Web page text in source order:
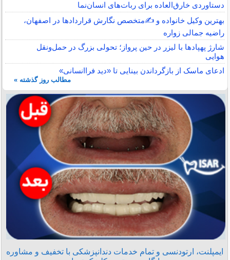
دستاوردی خارق‌العاده برای ربات‌های انسان‌نما
بهترین وکیل خانواده و ✍️متخصص نگارش قراردادها در اصفهان،
راضیه جمالی زواره
شارژ پهپادها با لیزر در حین پرواز؛ تحولی بزرگ در حمل‌ونقل
هوایی
ادعای ماسک از بازگرداندن بینایی تا «دید فراانسانی»
مطالب روز گذشته »
ایمپلنت، ارتودنسی و تمام خدمات دندانپزشکی با تخفیف و مشاوره